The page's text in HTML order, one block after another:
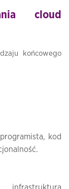
cloud
końcowego
kod